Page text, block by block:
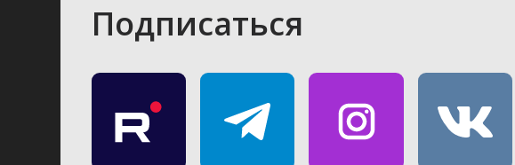
Подписаться